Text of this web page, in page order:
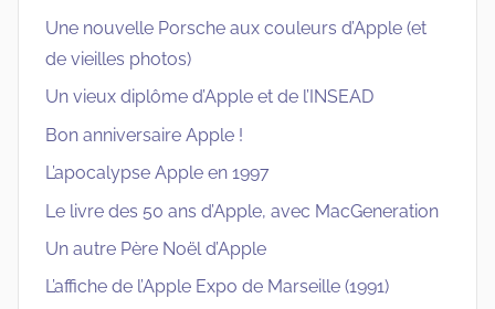
Une nouvelle Porsche aux couleurs d’Apple (et
de vieilles photos)
Un vieux diplôme d’Apple et de l’INSEAD
Bon anniversaire Apple !
L’apocalypse Apple en 1997
Le livre des 50 ans d’Apple, avec MacGeneration
Un autre Père Noël d’Apple
L’affiche de l’Apple Expo de Marseille (1991)